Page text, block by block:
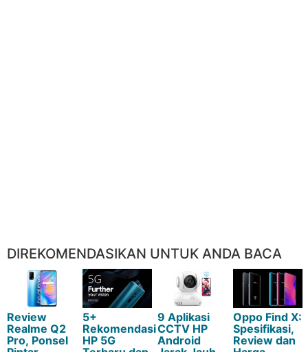
DIREKOMENDASIKAN UNTUK ANDA BACA
Review
Realme Q2
Pro, Ponsel
5+
Rekomendasi
HP 5G
9 Aplikasi
CCTV HP
Android
Oppo Find X:
Spesifikasi,
Review dan